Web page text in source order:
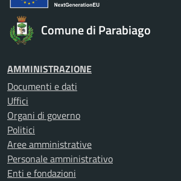
Comune di Parabiago
AMMINISTRAZIONE
Documenti e dati
Uffici
Organi di governo
Politici
Aree amministrative
Personale amministrativo
Enti e fondazioni